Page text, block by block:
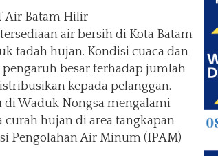
Air Batam Hilir
air bersih di Kota Batam
tadah hujan. Kondisi cuaca dan
besar terhadap jumlah
kepada pelanggan.
di Waduk Nongsa mengalami
hujan di area tangkapan
Pengolahan Air Minum (IPAM)